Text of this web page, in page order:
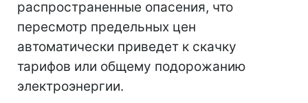
распространенные опасения, что
пересмотр предельных цен
автоматически приведет к скачку
тарифов или общему подорожанию
электроэнергии.